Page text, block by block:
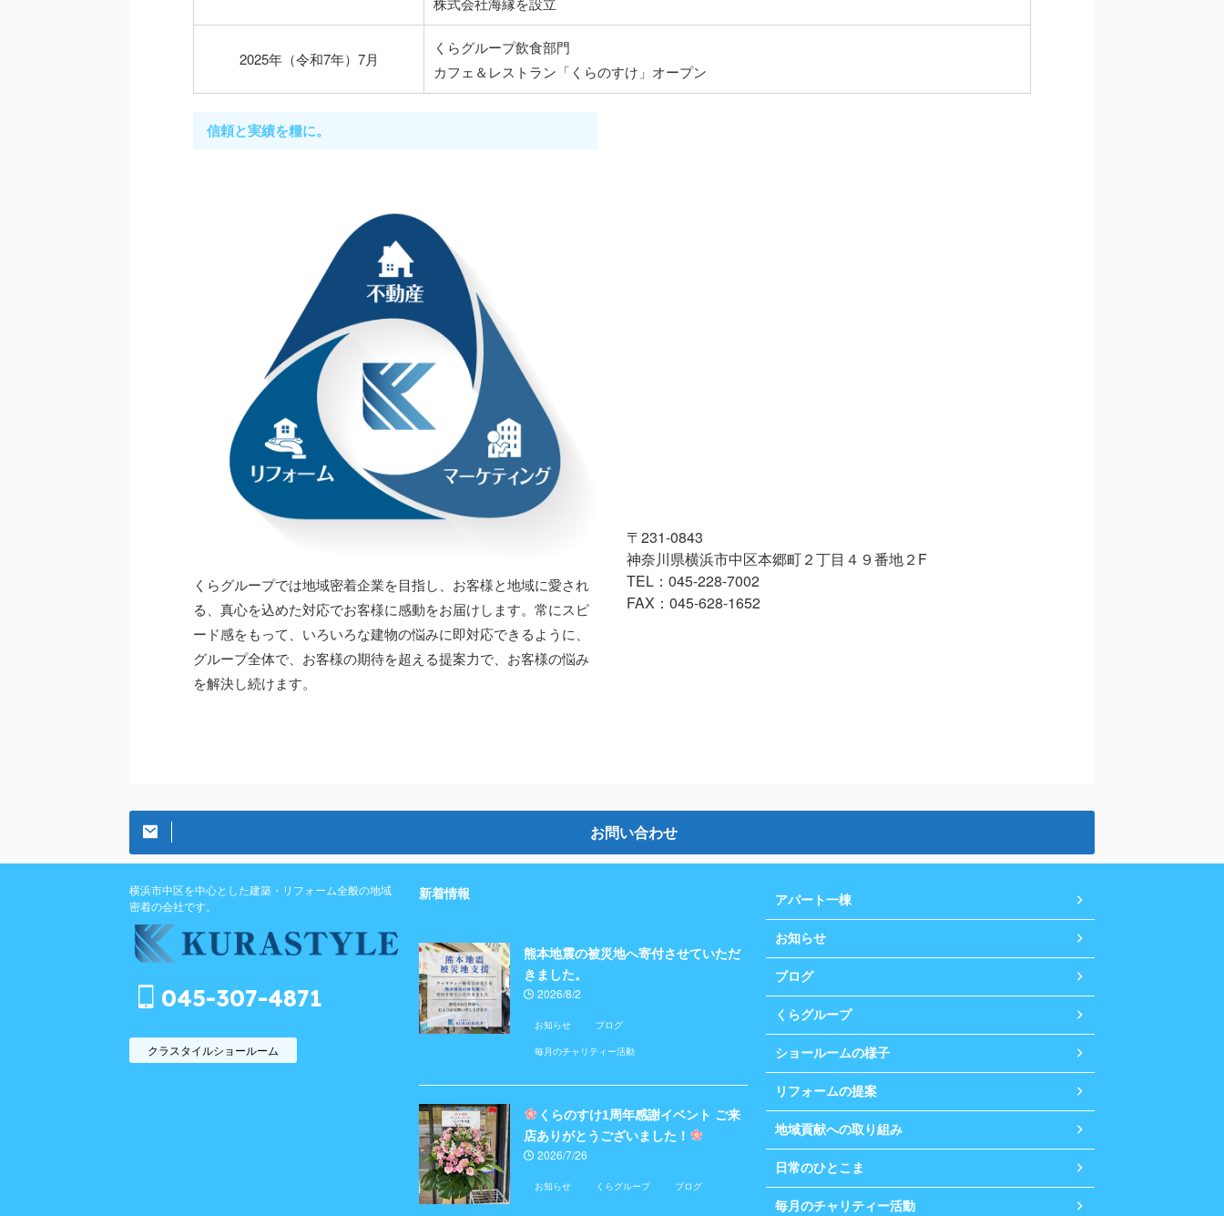
2025年（令和7年）7月
くらグループ飲食部門
カフェ＆レストラン「くらのすけ」オープン
信頼と実績を糧に。
くらグループでは地域密着企業を目指し、お客様と地域に愛され
る、真心を込めた対応でお客様に感動をお届けします。常にスピ
ード感をもって、いろいろな建物の悩みに即対応できるように、
グループ全体で、お客様の期待を超える提案力で、お客様の悩み
を解決し続けます。
〒231-0843
神奈川県横浜市中区本郷町２丁目４９番地２F
TEL：045-228-7002
FAX：045-628-1652
お問い合わせ
新着情報
熊本地震の被災地へ寄付させていただ
きました。
2026/8/2
お知らせ ブログ
毎月のチャリティー活動
くらのすけ1周年感謝イベント ご来
店ありがとうございました！
2026/7/26
お知らせ くらグループ ブログ
アパート一棟
お知らせ
ブログ
くらグループ
ショールームの様子
リフォームの提案
地域貢献への取り組み
日常のひとこま
毎月のチャリティー活動
横浜市中区を中心とした建築・リフォーム全般の地域
密着の会社です。
045-307-4871
クラスタイルショールーム